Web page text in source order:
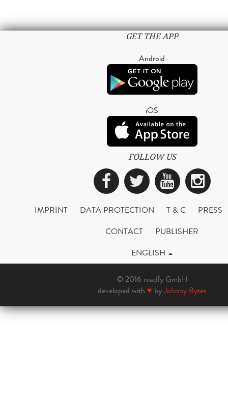
GET THE APP
Android
iOS
FOLLOW US
Facebook
Twitter
IMPRINT DATA PROTECTION T & C
PRESS
CONTACT
PUBLISHER
ENGLISH
© 2016 readfy GmbH
developed with ♥ byJohnny Bytes